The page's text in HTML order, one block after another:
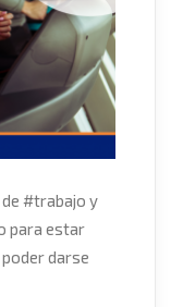
#trabajo y
para estar
darse